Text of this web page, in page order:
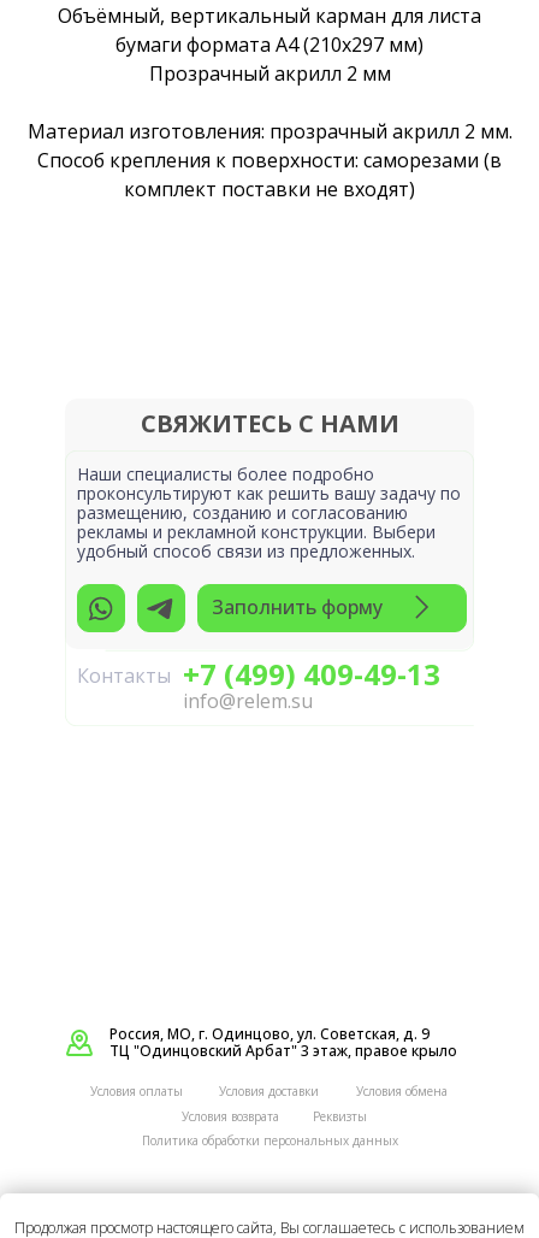
Объёмный, вертикальный карман для листа
бумаги формата А4 (210х297 мм)
Прозрачный акрилл 2 мм
Материал изготовления: прозрачный акрилл 2 мм.
Способ крепления к поверхности: саморезами (в
комплект поставки не входят)
СВЯЖИТЕСЬ С НАМИ
Контакты
Наши специалисты более подробно
проконсультируют как решить вашу задачу по
размещению, созданию и согласованию
рекламы и рекламной конструкции. Выбери
удобный способ связи из предложенных.
+7 (499) 409-49-13
info@relem.su
Россия, МО, г. Одинцово, ул. Советская, д. 9
ТЦ "Одинцовский Арбат" 3 этаж, правое крыло
Заполнить форму
Политика обработки персональных данных
Условия доставки Условия обмена
Условия оплаты
Реквизты
Условия возврата
Вся содержащаяся на Сайте информация носит
Продолжая просмотр настоящего сайта, Вы соглашаетесь с использованием